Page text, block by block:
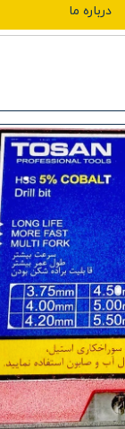
درباره ما